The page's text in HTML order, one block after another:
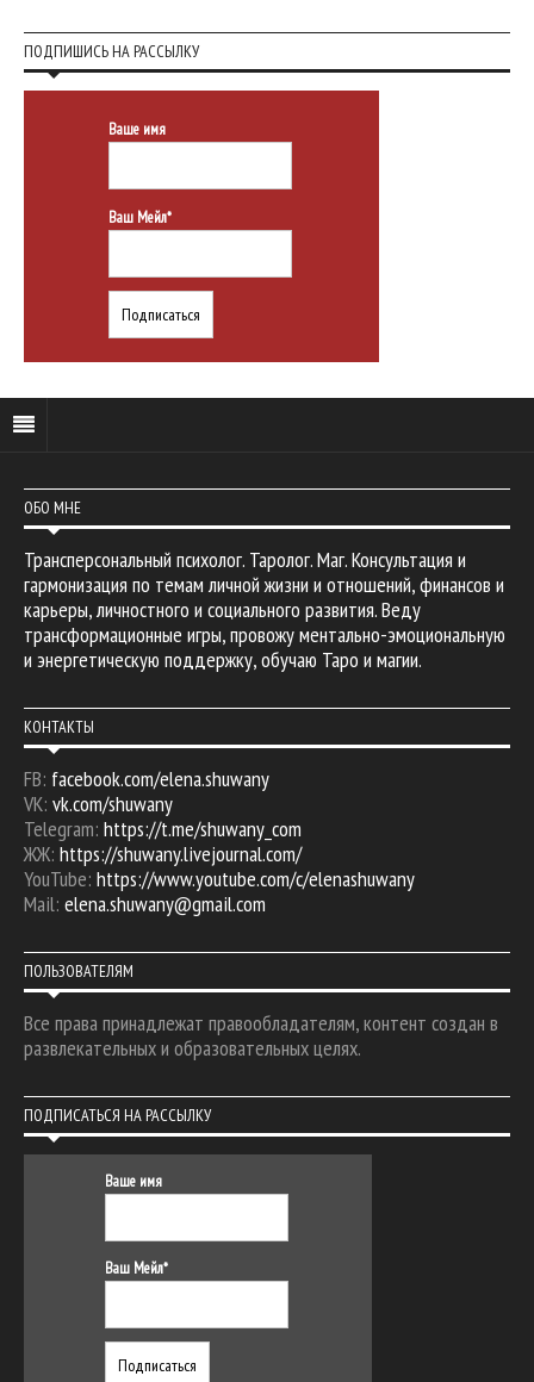
ПОДПИШИСЬ НА РАССЫЛКУ
Ваше имя
Ваш Мейл*
ОБО МНЕ
Трансперсональный психолог. Таролог. Маг. Консультация и
гармонизация по темам личной жизни и отношений, финансов и
карьеры, личностного и социального развития. Веду
трансформационные игры, провожу ментально-эмоциональную
и энергетическую поддержку, обучаю Таро и магии.
КОНТАКТЫ
FB: facebook.com/elena.shuwany
VK: vk.com/shuwany
Telegram: https://t.me/shuwany_com
ЖЖ: https://shuwany.livejournal.com/
YouTube: https://www.youtube.com/c/elenashuwany
Mail: elena.shuwany@gmail.com
ПОЛЬЗОВАТЕЛЯМ
Все права принадлежат правообладателям, контент создан в
развлекательных и образовательных целях.
ПОДПИСАТЬСЯ НА РАССЫЛКУ
Ваше имя
Ваш Мейл*